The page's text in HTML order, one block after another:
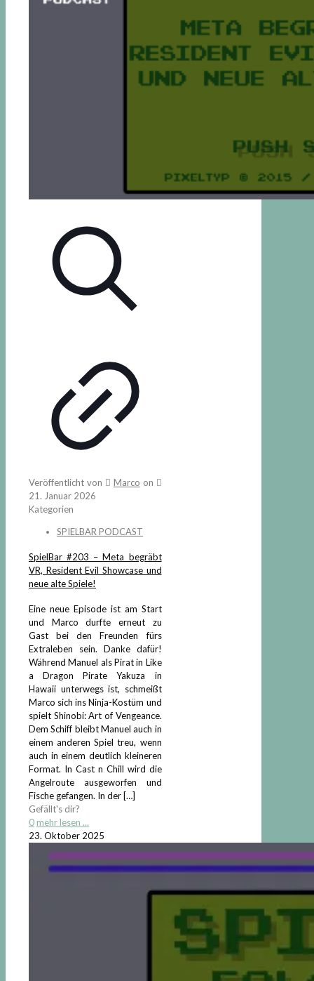
Veröffentlicht von Marco on
21. Januar 2026
Kategorien
SPIELBAR PODCAST
SpielBar #203 – Meta begräbt
VR, Resident Evil Showcase und
neue alte Spiele!
Eine neue Episode ist am Start
und Marco durfte erneut zu
Gast bei den Freunden fürs
Extraleben sein. Danke dafür!
Während Manuel als Pirat in Like
a Dragon Pirate Yakuza in
Hawaii unterwegs ist, schmeißt
Marco sich ins Ninja-Kostüm und
spielt Shinobi: Art of Vengeance.
Dem Schiff bleibt Manuel auch in
einem anderen Spiel treu, wenn
auch in einem deutlich kleineren
Format. In Cast n Chill wird die
Angelroute ausgeworfen und
Fische gefangen. In der […]
Gefällt's dir?
0 mehr lesen ...
23. Oktober 2025